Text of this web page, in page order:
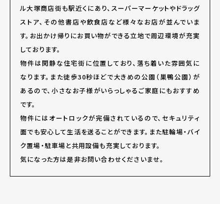
ル大塚商店街も駅近くにあり、スーパーマーケットやドラッグ
ストア、その他書店や飲食店など様々なお店が並んでいま
す。お出かけ帰りにお買い物ができる立地で周辺環境が充実
しております。
物件は閑静な住宅街に位置しており、落ち着いた雰囲気に
なります。また徒歩30秒ほどで大きめの公園（巣鴨公園）が
あるので、小さなお子様がいらっしゃるご家庭にもおすすめ
です。
物件にはオートロックが完備されているので、セキュリティ
面でも安心して生活を送ることができます。また駐輪場・バイ
ク置場・駐車場と共用設備も充実しております。
気になった方は是非お問い合わせくださいませ。